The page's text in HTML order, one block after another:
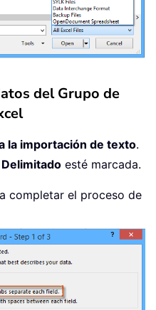
del Grupo de
la importación de texto.
Delimitado esté marcada.
completar el proceso de